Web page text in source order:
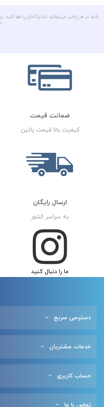
شما در هر زمانی می‌توانید اشتراک‌تان را لغو کنید.
ضمانت قیمت
کیفیت بالا قیمت پائین
ارسال رایگان
به سراسر کشور
ما را دنبال کنید
دسترسی سریع
خدمات مشتریان
حساب کاربری
تماس با ما